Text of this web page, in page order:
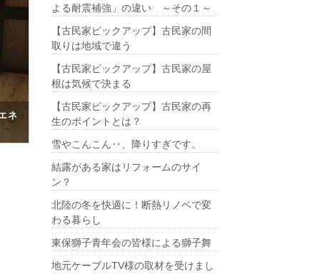
ネ
よる耐震補強」の違い ～その１～
【古民家ピックアップ】古民家の間
取りは地域で違う
【古民家ピックアップ】古民家の屋
根は気候で決まる
【古民家ピックアップ】古民家の再
生のポイントとは？
雪やこんこん‥、降りすぎです。
結露がある家はリフォームのサイ
ン？
北陸の冬を快適に！断熱リノベで変
わる暮らし
東保獅子青年会の皆様による獅子舞
地元ケーブルTV様の取材を受けまし